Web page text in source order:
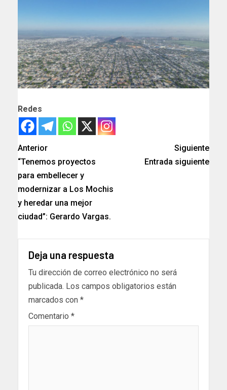
Redes
Anterior
“Tenemos proyectos
para embellecer y
modernizar a Los Mochis
y heredar una mejor
ciudad”: Gerardo Vargas.
Siguiente
Entrada siguiente
Deja una respuesta
Tu dirección de correo electrónico no será
publicada. Los campos obligatorios están
marcados con *
Comentario *